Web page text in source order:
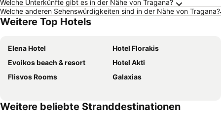
Welche Unterkünfte gibt es in der Nähe von Tragana?
Welche anderen Sehenswürdigkeiten sind in der Nähe von Tragana?
Weitere Top Hotels
Elena Hotel
Hotel Florakis
Evoikos beach & resort
Hotel Akti
Flisvos Rooms
Galaxias
Weitere beliebte Stranddestinationen